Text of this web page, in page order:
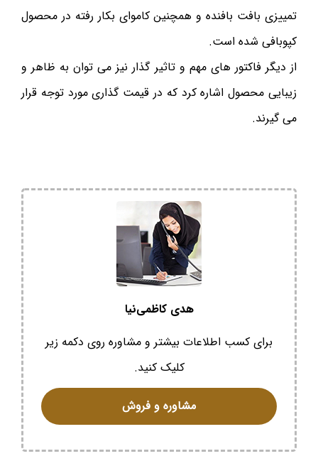
تمییزی بافت بافنده و همچنین کاموای بکار رفته در محصول
کپوبافی شده است.
از دیگر فاکتور های مهم و تاثیر گذار نیز می توان به ظاهر و
زیبایی محصول اشاره کرد که در قیمت گذاری مورد توجه قرار
می گیرند.
هدی کاظمی‌نیا
برای کسب اطلاعات بیشتر و مشاوره روی دکمه زیر
کلیک کنید.
مشاوره و فروش